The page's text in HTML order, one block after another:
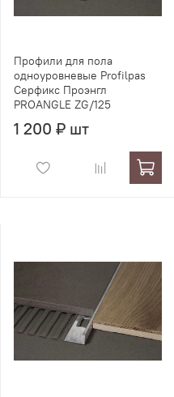
Профили для пола
одноуровневые Profilpas
Серфикс Проэнгл
PROANGLE ZG/125
1 200 ₽ шт